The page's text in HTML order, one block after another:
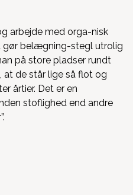
arbejde med orga-nisk
gør belægning-stegl utrolig
på store pladser rundt
at de står lige så flot og
årtier. Det er en
stoflighed end andre